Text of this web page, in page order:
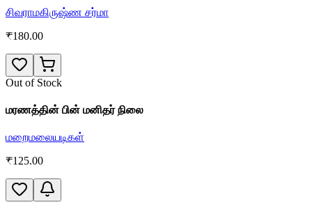
சிவராமகிருஷ்ண சர்மா
₹180.00
Out of Stock
மரணத்தின் பின் மனிதர் நிலை
மறைமலையடிகள்
₹125.00